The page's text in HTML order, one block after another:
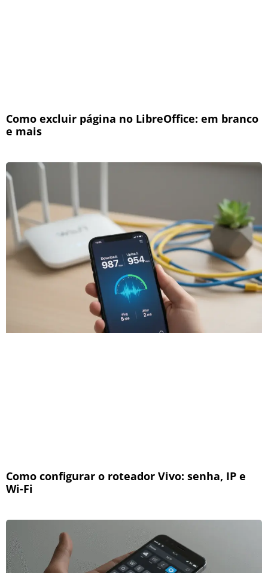
Como excluir página no LibreOffice: em branco
e mais
Como configurar o roteador Vivo: senha, IP e
Wi-Fi